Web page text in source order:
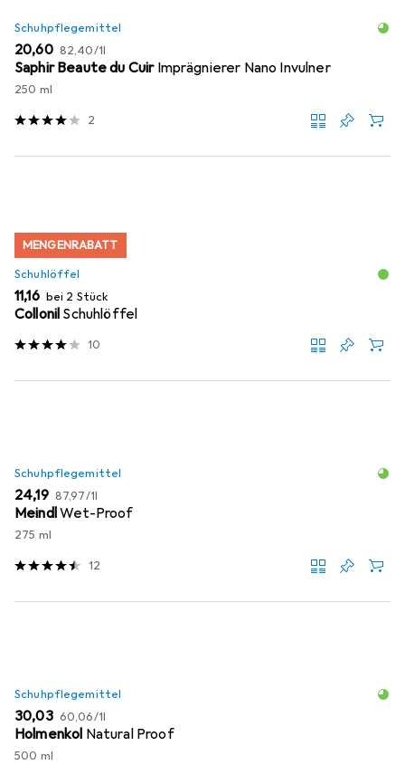
Schuhpflegemittel
EUR
20,60 EUR
82,40/1l
Saphir Beaute du Cuir Imprägnierer Nano Invulner
250 ml
2
MENGENRABATT
Schuhlöffel
EUR
11,16 bei 2 Stück
Collonil Schuhlöffel
10
Schuhpflegemittel
EUR
24,19 EUR
87,97/1l
MeindlWet-Proof
275 ml
12
Schuhpflegemittel
EUR
30,03 EUR
60,06/1l
Holmenkol Natural Proof
500 ml